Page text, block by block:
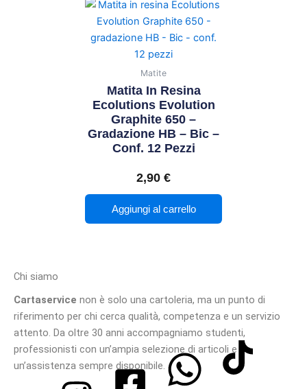
Matite
Matita In Resina
Ecolutions Evolution
Graphite 650 –
Gradazione HB – Bic –
Conf. 12 Pezzi
2,90 €
Aggiungi al carrello
Chi siamo
Cartaservice non è solo una cartoleria, ma un punto di
riferimento per chi cerca qualità, competenza e un servizio
attento. Da oltre 30 anni accompagniamo studenti,
professionisti con un’ampia selezione di articoli e
un’assistenza sempre disponibile.